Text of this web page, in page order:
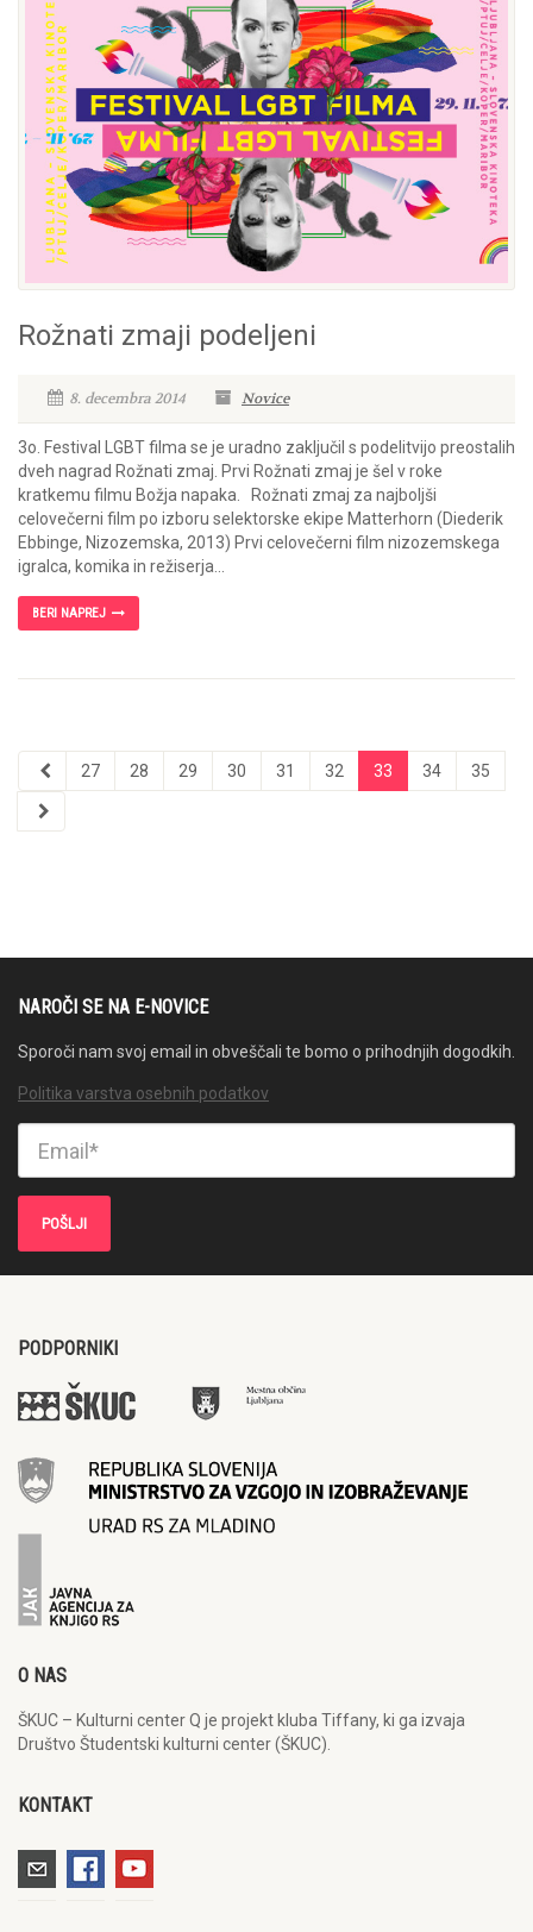
Rožnati zmaji podeljeni
8. decembra 2014 Novice
3o. Festival LGBT filma se je uradno zaključil s podelitvijo preostalih
dveh nagrad Rožnati zmaj. Prvi Rožnati zmaj je šel v roke
kratkemu filmu Božja napaka. Rožnati zmaj za najboljši
celovečerni film po izboru selektorske ekipe Matterhorn (Diederik
Ebbinge, Nizozemska, 2013) Prvi celovečerni film nizozemskega
igralca, komika in režiserja...
BERI NAPREJ
27 28 29 30 31 32 33 34 35
NAROČI SE NA E-NOVICE
Sporoči nam svoj email in obveščali te bomo o prihodnjih dogodkih.
Politika varstva osebnih podatkov
PODPORNIKI
O NAS
ŠKUC – Kulturni center Q je projekt kluba Tiffany, ki ga izvaja
Društvo Študentski kulturni center (ŠKUC).
KONTAKT